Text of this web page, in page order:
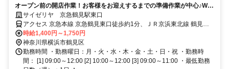
オープン前の開店作業！お客様をお迎えするまでの準備作業が中心♪Wワ
ークOK、シフト相談◎
サイゼリヤ 京急鶴見駅東口
アクセス 京急本線 京急鶴見東口徒歩約1分、ＪＲ京浜東北線 鶴見東
口徒歩約5分、ＪＲ鶴見線 鶴見東口徒歩約5分
時給1,400円～1,750円
神奈川県横浜市鶴見区
勤務時間 ・勤務曜日：月・火・水・木・金・土・日・祝 ・勤務時
間： [1] 09:00～12:00 [2] 10:00～12:00 [3] 09:00～11:00 ・最低勤務